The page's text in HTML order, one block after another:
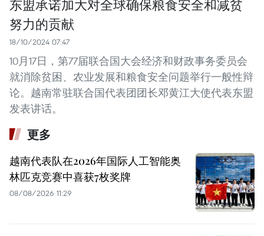
东盟承诺加大对全球确保粮食安全和减贫
努力的贡献
18/10/2024 07:47
10月17日，第77届联合国大会经济和财政事务委员会
就消除贫困、农业发展和粮食安全问题举行一般性辩
论。越南常驻联合国代表团团长邓黄江大使代表东盟
发表讲话。
更多
越南代表队在2026年国际人工智能奥
林匹克竞赛中喜获7枚奖牌
08/08/2026 11:29